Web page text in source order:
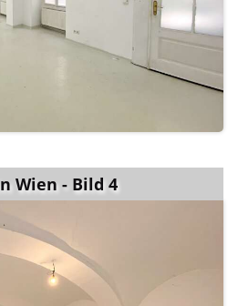
Wien - Bild 4